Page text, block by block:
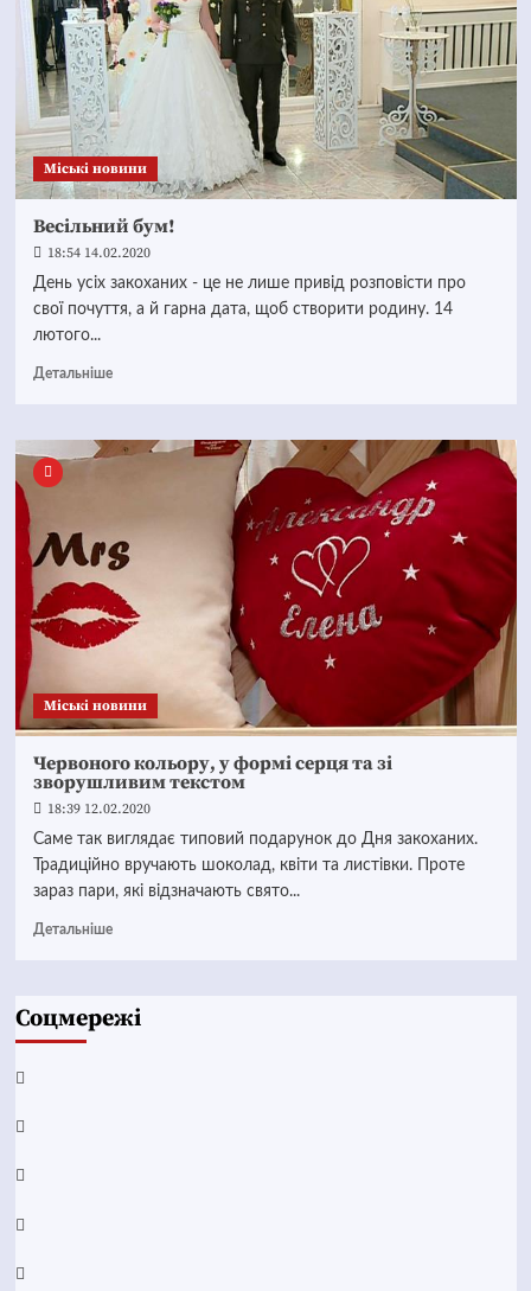
Mіські новини
Весільний бум!
18:54 14.02.2020
День усіх закоханих - це не лише привід розповісти про
свої почуття, а й гарна дата, щоб створити родину. 14
лютого...
Детальніше
Mіські новини
Червоного кольору, у формі серця та зі
зворушливим текстом
18:39 12.02.2020
Саме так виглядає типовий подарунок до Дня закоханих.
Традиційно вручають шоколад, квіти та листівки. Проте
зараз пари, які відзначають свято...
Детальніше
Соцмережі
Facebook
YouTube
Telegram
Instagram
Twitter